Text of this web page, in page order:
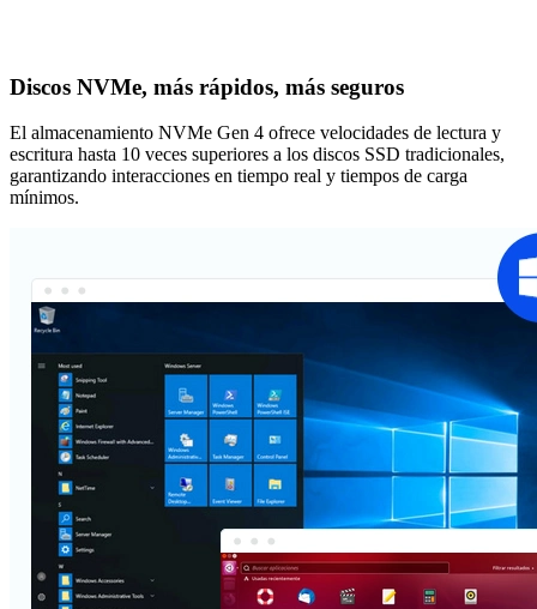
Discos NVMe, más rápidos, más seguros
El almacenamiento NVMe Gen 4 ofrece velocidades de lectura y
escritura hasta 10 veces superiores a los discos SSD tradicionales,
garantizando interacciones en tiempo real y tiempos de carga
mínimos.